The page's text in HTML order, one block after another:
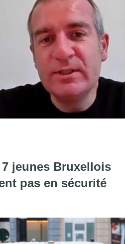
jeunes Bruxellois
pas en sécurité